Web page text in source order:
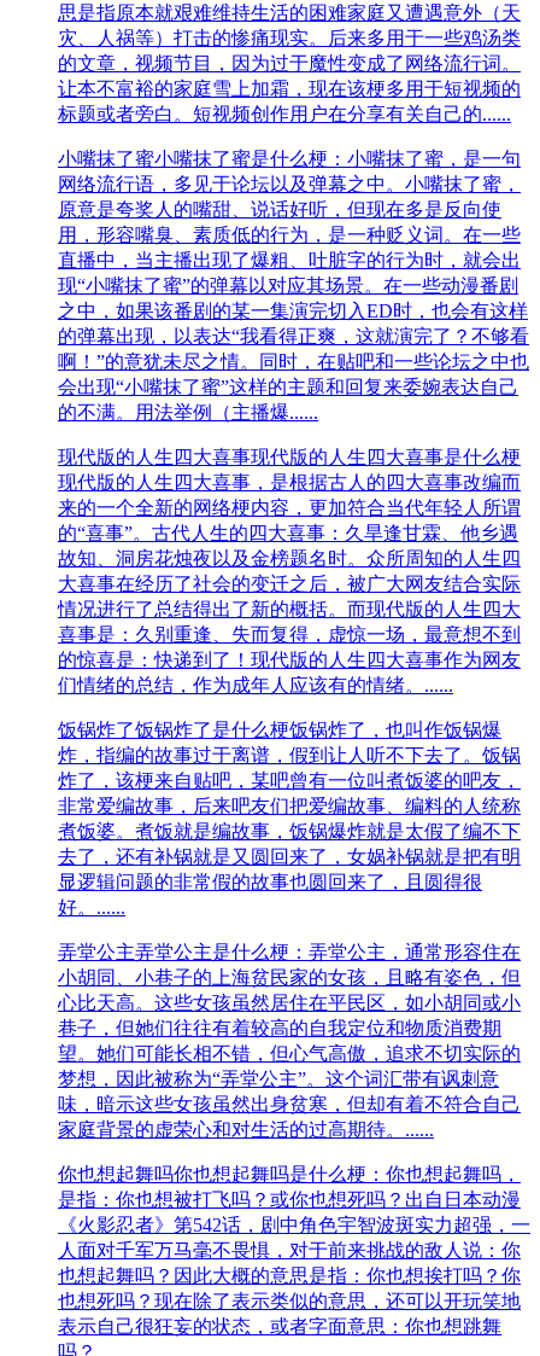
思是指原本就艰难维持生活的困难家庭又遭遇意外（天
灾、人祸等）打击的惨痛现实。后来多用于一些鸡汤类
的文章，视频节目，因为过于魔性变成了网络流行词。
让本不富裕的家庭雪上加霜，现在该梗多用于短视频的
标题或者旁白。短视频创作用户在分享有关自己的......
小嘴抹了蜜小嘴抹了蜜是什么梗：小嘴抹了蜜，是一句
网络流行语，多见于论坛以及弹幕之中。小嘴抹了蜜，
原意是夸奖人的嘴甜、说话好听，但现在多是反向使
用，形容嘴臭、素质低的行为，是一种贬义词。在一些
直播中，当主播出现了爆粗、吐脏字的行为时，就会出
现“小嘴抹了蜜”的弹幕以对应其场景。在一些动漫番剧
之中，如果该番剧的某一集演完切入ED时，也会有这样
的弹幕出现，以表达“我看得正爽，这就演完了？不够看
啊！”的意犹未尽之情。同时，在贴吧和一些论坛之中也
会出现“小嘴抹了蜜”这样的主题和回复来委婉表达自己
的不满。用法举例（主播爆......
现代版的人生四大喜事现代版的人生四大喜事是什么梗
现代版的人生四大喜事，是根据古人的四大喜事改编而
来的一个全新的网络梗内容，更加符合当代年轻人所谓
的“喜事”。古代人生的四大喜事：久旱逢甘霖、他乡遇
故知、洞房花烛夜以及金榜题名时。众所周知的人生四
大喜事在经历了社会的变迁之后，被广大网友结合实际
情况进行了总结得出了新的概括。而现代版的人生四大
喜事是：久别重逢、失而复得，虚惊一场，最意想不到
的惊喜是：快递到了！现代版的人生四大喜事作为网友
们情绪的总结，作为成年人应该有的情绪。......
饭锅炸了饭锅炸了是什么梗饭锅炸了，也叫作饭锅爆
炸，指编的故事过于离谱，假到让人听不下去了。饭锅
炸了，该梗来自贴吧，某吧曾有一位叫煮饭婆的吧友，
非常爱编故事，后来吧友们把爱编故事、编料的人统称
煮饭婆。煮饭就是编故事，饭锅爆炸就是太假了编不下
去了，还有补锅就是又圆回来了，女娲补锅就是把有明
显逻辑问题的非常假的故事也圆回来了，且圆得很
好。......
弄堂公主弄堂公主是什么梗：弄堂公主，通常形容住在
小胡同、小巷子的上海贫民家的女孩，且略有姿色，但
心比天高。这些女孩虽然居住在平民区，如小胡同或小
巷子，但她们往往有着较高的自我定位和物质消费期
望。她们可能长相不错，但心气高傲，追求不切实际的
梦想，因此被称为“弄堂公主”。这个词汇带有讽刺意
味，暗示这些女孩虽然出身贫寒，但却有着不符合自己
家庭背景的虚荣心和对生活的过高期待。......
你也想起舞吗你也想起舞吗是什么梗：你也想起舞吗，
是指：你也想被打飞吗？或你也想死吗？出自日本动漫
《火影忍者》第542话，剧中角色宇智波斑实力超强，一
人面对千军万马毫不畏惧，对于前来挑战的敌人说：你
也想起舞吗？因此大概的意思是指：你也想挨打吗？你
也想死吗？现在除了表示类似的意思，还可以开玩笑地
表示自己很狂妄的状态，或者字面意思：你也想跳舞
吗？......